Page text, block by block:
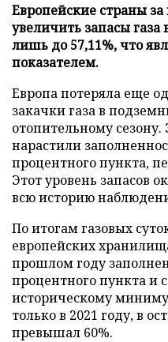
Европейские страны
увеличить запасы
лишь до 57,11%, что
показателем.
Европа потеряла еще
закачки газа в
отопительному
нарастили
процентного пункта,
Этот уровень запасов
всю историю
По итогам газовых
европейских
прошлом году
процентного пункта и
историческому
только в 2021 году, в
превышал 60%.